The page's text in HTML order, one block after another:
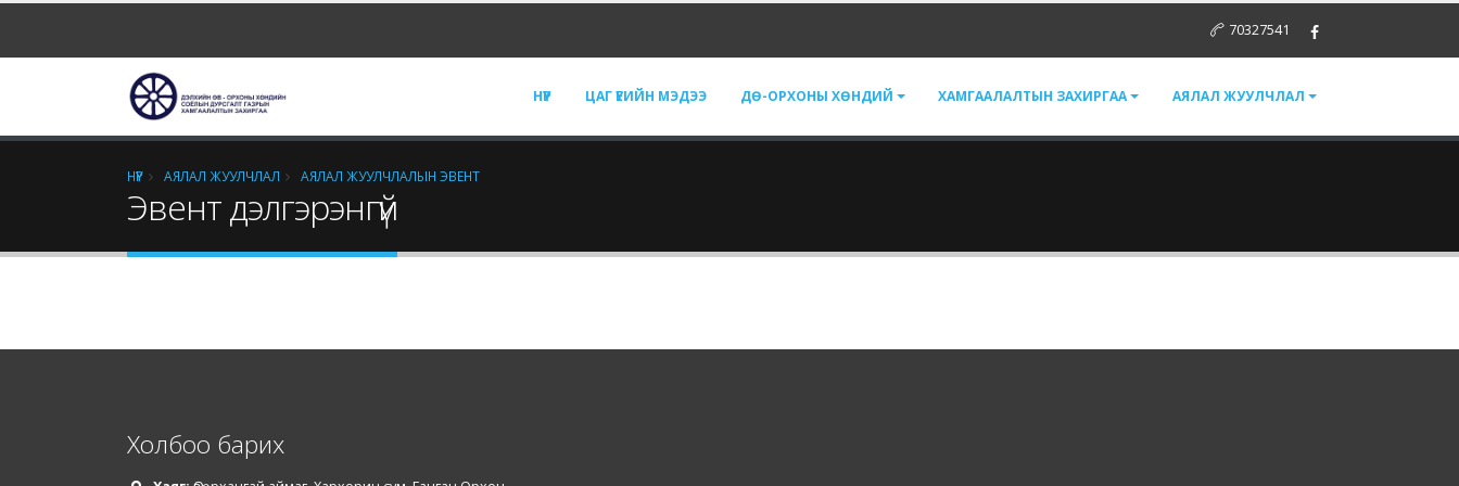
70327541
НҮҮР ЦАГ ҮЕИЙН МЭДЭЭ ДӨ-ОРХОНЫ ХӨНДИЙ ХАМГААЛАЛТЫН ЗАХИРГАА АЯЛАЛ ЖУУЛЧЛАЛ
НҮҮР АЯЛАЛ ЖУУЛЧЛАЛ АЯЛАЛ ЖУУЛЧЛАЛЫН ЭВЕНТ
Эвент дэлгэрэнгүй
Холбоо барих